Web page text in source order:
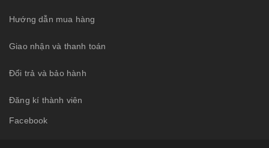
Hướng dẫn mua hàng
Giao nhận và thanh toán
Đổi trả và bảo hành
Đăng kí thành viên
Facebook